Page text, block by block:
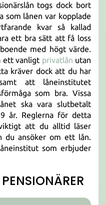
togs dock bort
som lånen var kopplade
kvar så kallad
ett bra sätt att få loss
med högt värde.
ett vanligt privatlån utan
kräver dock att du har
att låneinstitutet
som bra. Vissa
ska vara slutbetalt
år. Reglerna för detta
att du alltid läser
du ansöker om ett lån.
som erbjuder